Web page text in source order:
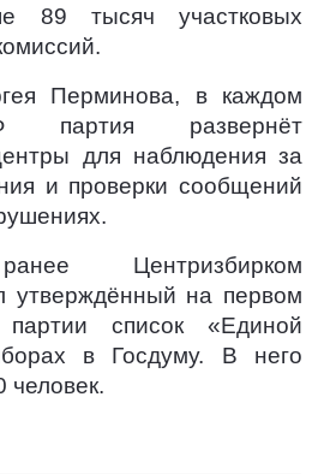
89 тысяч участковых
Перминова, в каждом
партия развернёт
для наблюдения за
и проверки сообщений
Центризбирком
утверждённый на первом
список «Единой
в Госдуму. В него
человек.